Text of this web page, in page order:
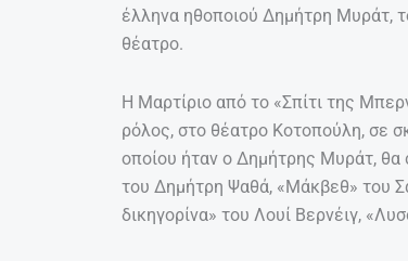
έλληνα ηθοποιού Δημήτρη Μυράτ,
θέατρο.
Η Μαρτίριο από το «Σπίτι της
ρόλος, στο θέατρο Κοτοπούλη, σε
οποίου ήταν ο Δημήτρης Μυράτ, θα
του Δημήτρη Ψαθά, «Μάκβεθ» του
δικηγορίνα» του Λουί Βερνέιγ,